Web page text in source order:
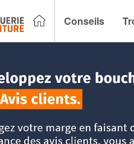
Conseils